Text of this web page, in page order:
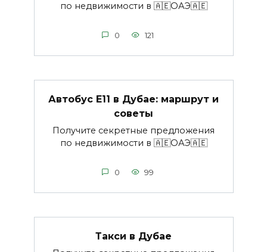
по недвижимости в 🇦🇪ОАЭ🇦🇪
0 121
Автобус E11 в Дубае: маршрут и
советы
Получите секретные предложения
по недвижимости в 🇦🇪ОАЭ🇦🇪
0 99
Такси в Дубае